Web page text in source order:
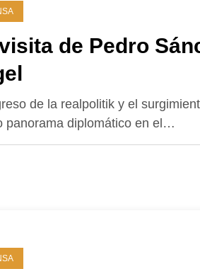
de Pedro
de la realpolitik y el
panorama diplomático en el…